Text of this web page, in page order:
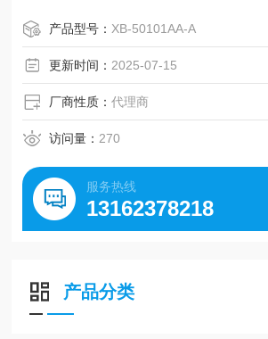
产品型号： XB-50101AA-A
更新时间： 2025-07-15
厂商性质：代理商
访问量： 270
服务热线
13162378218
产品分类